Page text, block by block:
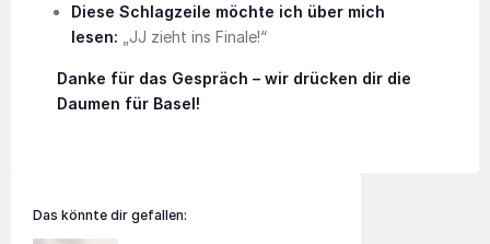
Diese Schlagzeile möchte ich über mich
lesen: „JJ zieht ins Finale!“
Danke für das Gespräch – wir drücken dir die
Daumen für Basel!
Das könnte dir gefallen: